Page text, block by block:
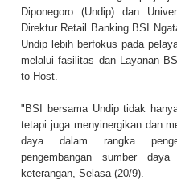
Diponegoro (Undip) dan
Direktur Retail Banking BSI
Undip lebih berfokus pada
melalui fasilitas dan Layanan
to Host.
"BSI bersama Undip tidak
tetapi juga menyinergikan dan
daya dalam rangka
pengembangan sumber
keterangan, Selasa (20/9).